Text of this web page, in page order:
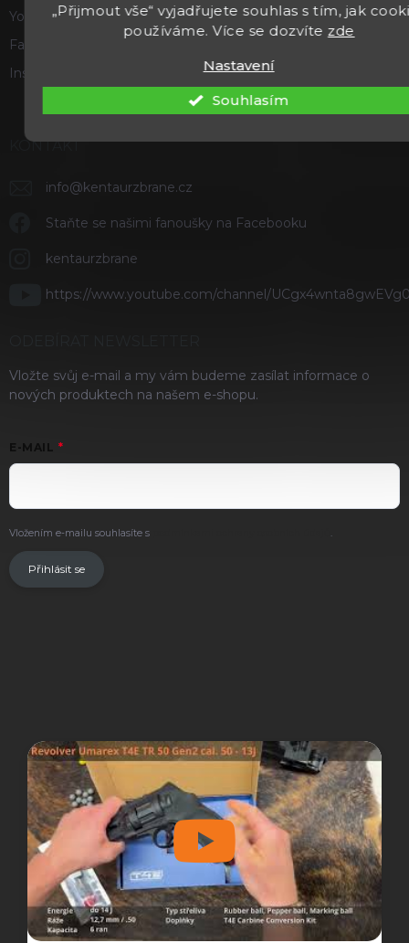
„Přijmout vše“ vyjadřujete souhlas s tím, jak
používáme. Více se dozvíte zde
Nastavení
Souhlasím
Youtube
Facebook
Instagram
KONTAKT
info@kentaurzbrane.cz
Staňte se našimi fanoušky na Facebooku
kentaurzbrane
https://www.youtube.com/channel/
Vložte svůj e-mail a my vám budeme zasílat informace o
nových produktech na našem e-shopu.
E-MAIL
Vložením e-mailu souhlasíte s .
Přihlásit se